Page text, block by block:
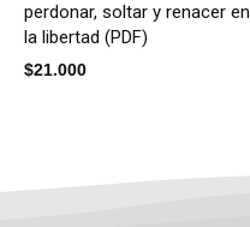
perdonar, soltar y renacer en
la libertad (PDF)
$21.000